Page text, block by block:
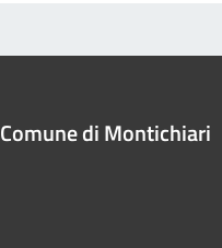
Comune di Montichiari